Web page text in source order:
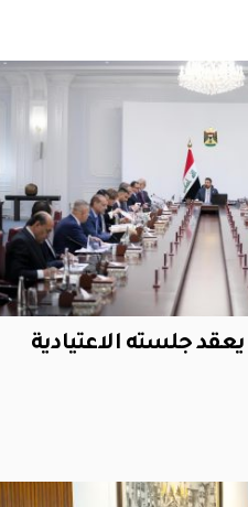
جلسته الاعتيادية